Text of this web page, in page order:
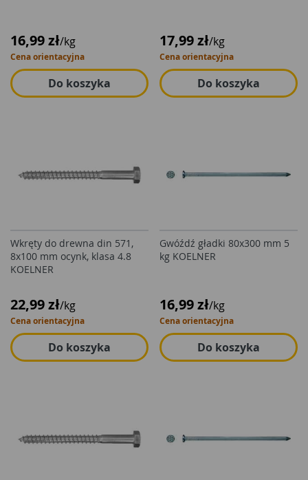
16,99 zł/kg
Cena orientacyjna
Do koszyka
17,99 zł/kg
Cena orientacyjna
Do koszyka
Wkręty do drewna din 571,
8x100 mm ocynk, klasa 4.8
KOELNER
22,99 zł/kg
Cena orientacyjna
Do koszyka
Gwóźdź gładki 80x300 mm 5
kg KOELNER
16,99 zł/kg
Cena orientacyjna
Do koszyka